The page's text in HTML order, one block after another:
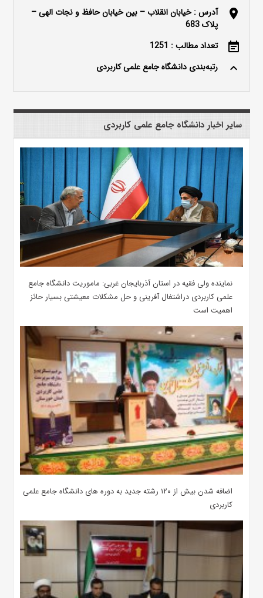
location_on
آدرس : خیابان انقلاب – بین خیابان حافظ و نجات الهی –
پلاک 683
event_note تعداد مطالب : 1251
keyboard_arrow_up رتبه‌بندی دانشگاه جامع علمی کاربردی
سایر اخبار دانشگاه جامع علمی کاربردی
نماینده ولی فقیه در استان آذربایجان غربی: ماموریت دانشگاه جامع
علمی کاربردی دراشتغال آفرینی و حل مشکلات معیشتی بسیار حائز
اهمیت است
اضافه شدن بیش از ۱۲۰ رشته جدید به دوره های دانشگاه جامع علمی
کاربردی